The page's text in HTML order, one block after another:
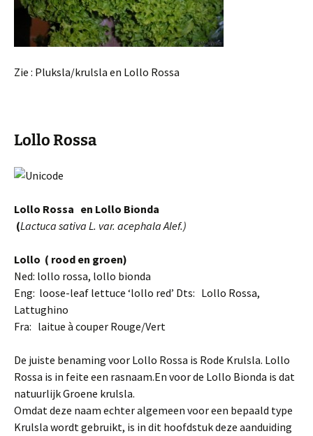
Zie : Pluksla/krulsla en Lollo Rossa
Lollo Rossa
Lollo Rossa en Lollo Bionda
(Lactuca sativa L. var. acephala Alef.)
Lollo ( rood en groen)
Ned: lollo rossa, lollo bionda
Eng: loose-leaf lettuce ‘lollo red’ Dts: Lollo Rossa,
Lattughino
Fra: laitue à couper Rouge/Vert
De juiste benaming voor Lollo Rossa is Rode Krulsla. Lollo
Rossa is in feite een rasnaam.En voor de Lollo Bionda is dat
natuurlijk Groene krulsla.
Omdat deze naam echter algemeen voor een bepaald type
Krulsla wordt ge­bruikt, is in dit hoofdstuk deze aanduiding